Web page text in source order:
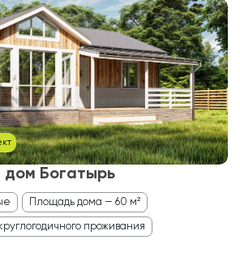
Богатырь
Площадь дома — 60 м²
проживания